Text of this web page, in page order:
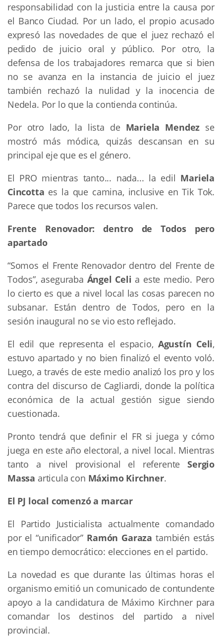
responsabilidad con la justicia entre la causa por
el Banco Ciudad. Por un lado, el propio acusado
expresó las novedades de que el juez rechazó el
pedido de juicio oral y público. Por otro, la
defensa de los trabajadores remarca que si bien
no se avanza en la instancia de juicio el juez
también rechazó la nulidad y la inocencia de
Nedela. Por lo que la contienda continúa.
Por otro lado, la lista de Mariela Mendez se
mostró más módica, quizás descansan en su
principal eje que es el género.
El PRO mientras tanto... nada... la edil Mariela
Cincotta es la que camina, inclusive en Tik Tok.
Parece que todos los recursos valen.
Frente Renovador: dentro de Todos pero
apartado
“Somos el Frente Renovador dentro del Frente de
Todos”, aseguraba Ángel Celi a este medio. Pero
lo cierto es que a nivel local las cosas parecen no
subsanar. Están dentro de Todos, pero en la
sesión inaugural no se vio esto reflejado.
El edil que representa el espacio, Agustín Celi,
estuvo apartado y no bien finalizó el evento voló.
Luego, a través de este medio analizó los pro y los
contra del discurso de Cagliardi, donde la política
económica de la actual gestión sigue siendo
cuestionada.
Pronto tendrá que definir el FR si juega y cómo
juega en este año electoral, a nivel local. Mientras
tanto a nivel provisional el referenteSergio
Massa articula con Máximo Kirchner.
El PJ local comenzó a marcar
El Partido Justicialista actualmente comandado
por el “unificador” Ramón Garaza también estás
en tiempo democrático: elecciones en el partido.
La novedad es que durante las últimas horas el
organismo emitió un comunicado de contundente
apoyo a la candidatura de Máximo Kirchner para
comandar los destinos del partido a nivel
provincial.